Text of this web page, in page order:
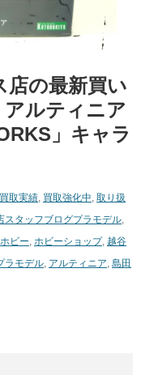
店の最新買い
ルティニア
」キャラ
取実績 買取強化中 取り扱
スタッフブログプラモデル
ホビー ホビーショップ, 越谷
ラモデル アルティニア 島田